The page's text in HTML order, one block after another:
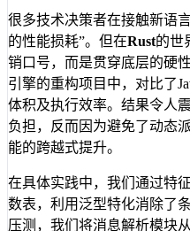
很多技术决策者在接触新语
的性能损耗”。但在Rust的世
销口号，而是贯穿底层的硬
引擎的重构项目中，对比了
体积及执行效率。结果令人
负担，反而因为避免了动态
能的跨越式提升。
在具体实践中，我们通过特
数表，利用泛型特化消除了
压测，我们将消息解析模块